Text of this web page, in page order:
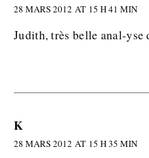
28 MARS 2012 AT 15 H 41 MIN
Judith, très belle anal-yse
K
28 MARS 2012 AT 15 H 35 MIN